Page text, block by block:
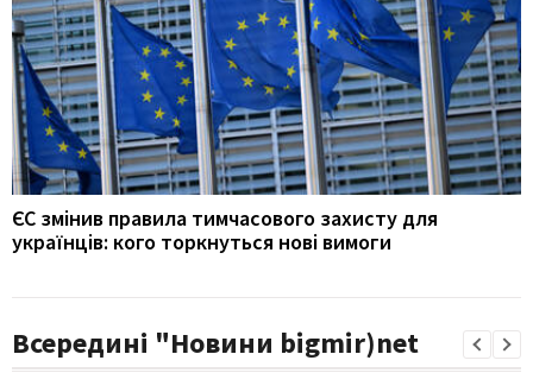
ЄС змінив правила тимчасового захисту для
українців: кого торкнуться нові вимоги
Всередині "Новини bigmir)net